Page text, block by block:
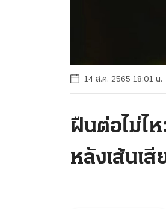
14 ส.ค. 2565 18:01 น.
ฝืนต่อไม่ไ
หลังเส้นเ